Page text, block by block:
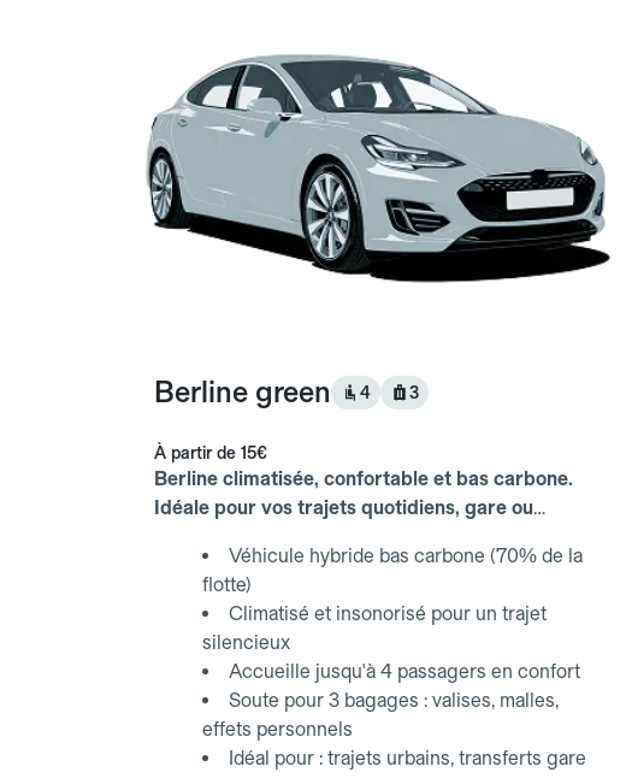
Berline green 4 3
À partir de 15€
Berline climatisée, confortable et bas carbone.
Idéale pour vos trajets quotidiens, gare ou
Véhicule hybride bas carbone (70% de la
flotte)
Climatisé et insonorisé pour un trajet
silencieux
Accueille jusqu'à 4 passagers en confort
Soute pour 3 bagages : valises, malles,
effets personnels
Idéal pour : trajets urbains, transferts gare